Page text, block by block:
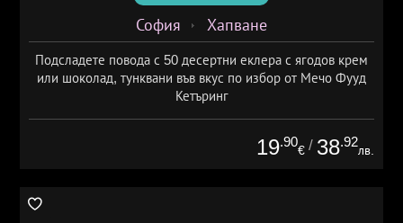
София Хапване
Подсладете повода с 50 десертни еклера с ягодов крем
или шоколад, тунквани във вкус по избор от Мечо Фууд
Кетъринг
19.90
€ / 38.92
лв.